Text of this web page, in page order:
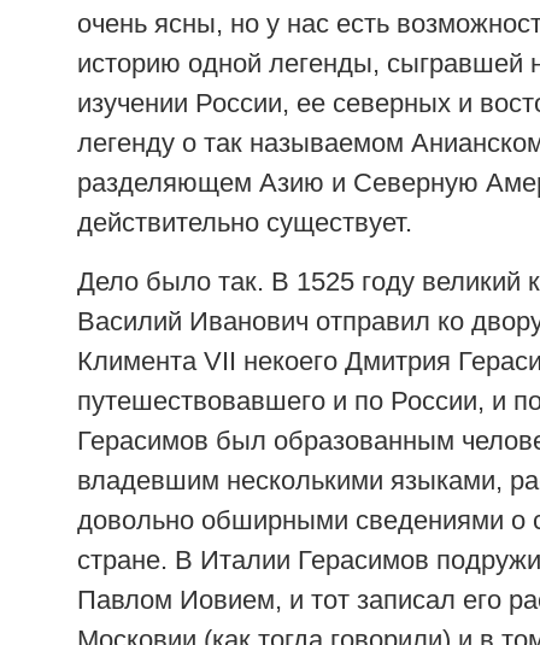
очень ясны, но у нас есть
историю одной легенды, сыгравшей
изучении России, ее северных и
легенду о так называемом
разделяющем Азию и Северную
действительно существует.
Дело было так. В 1525 году великий
Василий Иванович отправил ко
Климента VII некоего Дмитрия
путешествовавшего и по России, и
Герасимов был образованным
владевшим несколькими языками,
довольно обширными сведениями о
стране. В Италии Герасимов
Павлом Иовием, и тот записал его